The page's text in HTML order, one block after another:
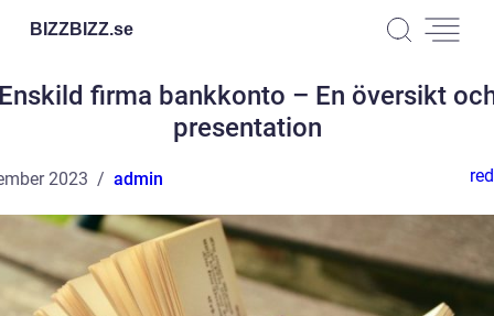
BIZZBIZZ.se
firma bankkonto – En översikt
presentation
2023 admin